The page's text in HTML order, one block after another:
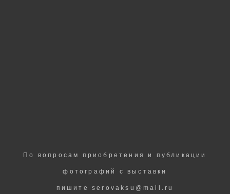
По вопросам приобретения и публикации
фотографий с выставки
пишите serovaksu@mail.ru